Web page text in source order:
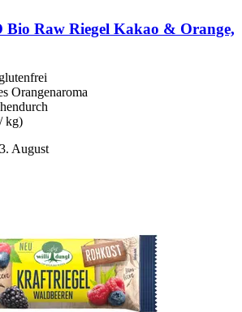
Bio Raw Riegel Kakao & Orange,
Orangenaroma
kg)
August